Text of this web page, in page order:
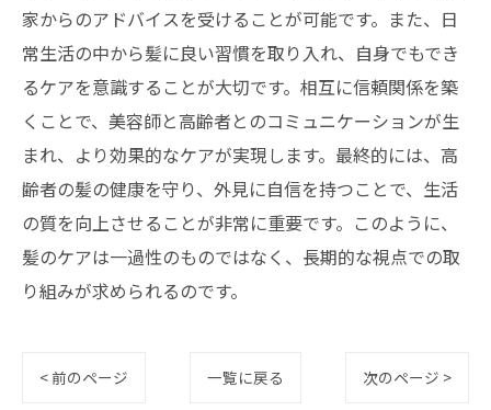
家からのアドバイスを受けることが可能です。また、日
常生活の中から髪に良い習慣を取り入れ、自身でもでき
るケアを意識することが大切です。相互に信頼関係を築
くことで、美容師と高齢者とのコミュニケーションが生
まれ、より効果的なケアが実現します。最終的には、高
齢者の髪の健康を守り、外見に自信を持つことで、生活
の質を向上させることが非常に重要です。このように、
髪のケアは一過性のものではなく、長期的な視点での取
り組みが求められるのです。
< 前のページ 一覧に戻る 次のページ >